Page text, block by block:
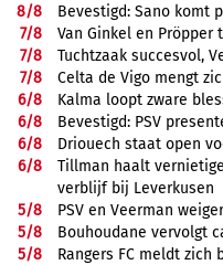
8/8
Bevestigd: Sano komt
7/8
Van Ginkel en Pröpper
7/8
Tuchtzaak succesvol,
7/8
Celta de Vigo mengt
6/8
Kalma loopt zware
6/8
Bevestigd: PSV
6/8
Driouech staat open
6/8
Tillman haalt
verblijf bij Leverkusen
5/8
PSV en Veerman
5/8
Bouhoudane vervolgt
5/8
Rangers FC meldt zich